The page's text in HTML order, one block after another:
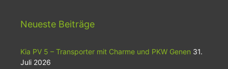
Neueste Beiträge
Kia PV 5 – Transporter mit Charme und PKW Genen 31.
Juli 2026